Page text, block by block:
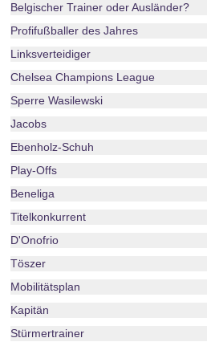
Belgischer Trainer oder Ausländer?
Profifußballer des Jahres
Linksverteidiger
Chelsea Champions League
Sperre Wasilewski
Jacobs
Ebenholz-Schuh
Play-Offs
Beneliga
Titelkonkurrent
D'Onofrio
Töszer
Mobilitätsplan
Kapitän
Stürmertrainer